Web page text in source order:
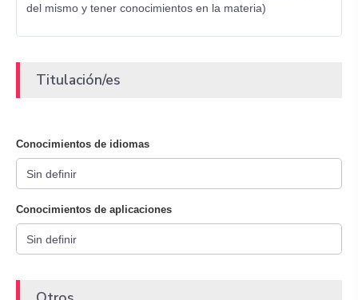
del mismo y tener conocimientos en la materia)
Titulación/es
Conocimientos de idiomas
Conocimientos de aplicaciones